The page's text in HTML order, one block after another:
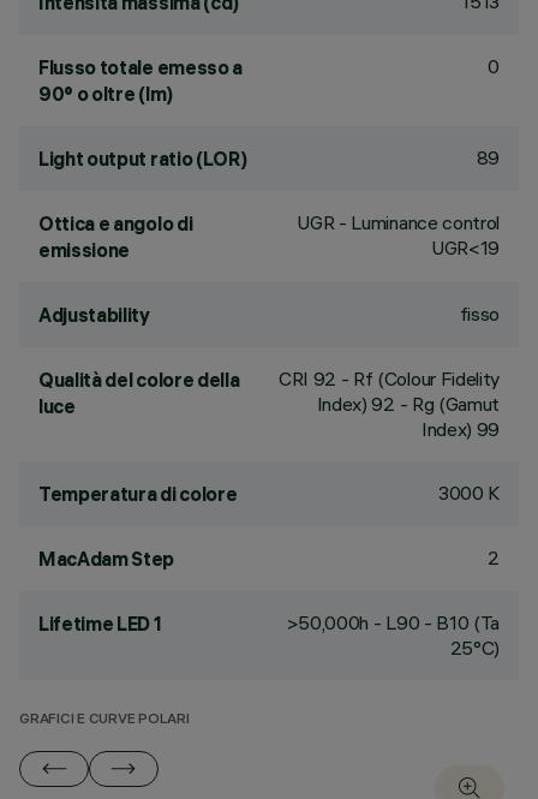
Flusso totale emesso a
90° o oltre (lm)
0
Light output ratio (LOR) 89
Ottica e angolo di
emissione
UGR - Luminance control
UGR<19
Adjustability fisso
Qualità del colore della
luce
CRI 92 - Rf (Colour Fidelity
Index) 92 - Rg (Gamut
Index) 99
Temperatura di colore 3000 K
MacAdam Step 2
Lifetime LED 1
>50,000h - L90 - B10 (Ta
25°C)
GRAFICI E CURVE POLARI